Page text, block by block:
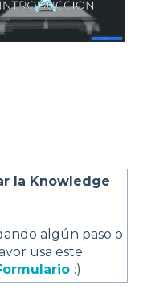
la Knowledge
algún paso o
usa este
:)